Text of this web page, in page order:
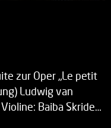
zur Oper „Le petit
Ludwig van
Baiba Skride…